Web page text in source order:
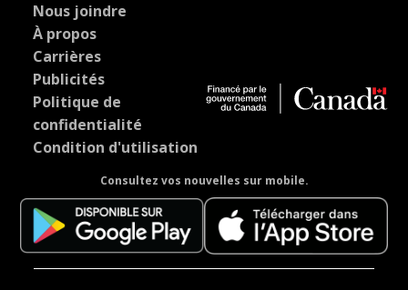
Nous joindre
À propos
Carrières
Publicités
Politique de
confidentialité
Condition d'utilisation
Consultez vos nouvelles sur mobile.